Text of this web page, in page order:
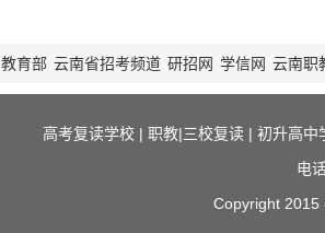
教育部 云南省招考频道 研招网 学信网 云南职
高考复读学校| 职教|三校复读| 初升高中
电
Copyright